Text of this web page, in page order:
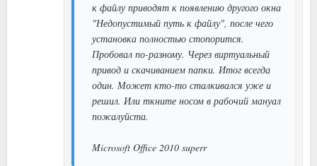
к файлу приводят к появлению другого окна
"Недопустимый путь к файлу", после чего
установка полностью стопорится.
Пробовал по-разному. Через виртуальный
привод и скачиванием папки. Итог всегда
один. Может кто-то сталкивался уже и
решил. Или ткните носом в рабочий мануал
пожалуйста.
Microsoft Office 2010 superr